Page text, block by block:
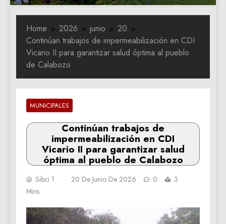
Home 2026 junio
20
Continúan trabajos de impermeabilización en CDI
Vicario II para garantizar salud óptima al pueblo
de Calabozo
MUNICIPALES
Continúan trabajos de
impermeabilización en CDI
Vicario II para garantizar salud
óptima al pueblo de Calabozo
Sibci 1 20 De Junio De 2026 0
3
Mins